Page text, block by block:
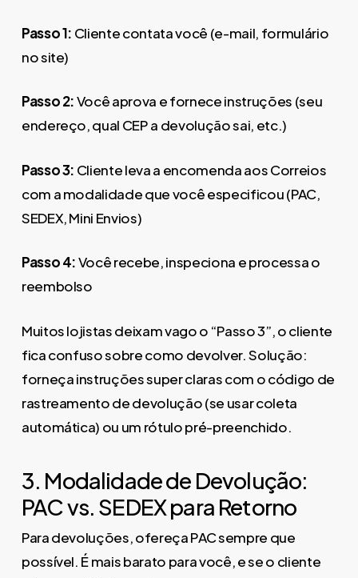
Passo 1: Cliente contata você (e-mail, formulário
no site)
Passo 2:Você aprova e fornece instruções (seu
endereço, qual CEP a devolução sai, etc.)
Passo 3: Cliente leva a encomenda aos Correios
com a modalidade que você especificou (PAC,
SEDEX, Mini Envios)
Passo 4:Você recebe, inspeciona e processa o
reembolso
Muitos lojistas deixam vago o “Passo 3”, o cliente
fica confuso sobre como devolver. Solução:
forneça instruções super claras com o código de
rastreamento de devolução (se usar coleta
automática) ou um rótulo pré-preenchido.
3. Modalidade de Devolução:
PAC vs. SEDEX para Retorno
Para devoluções, ofereça PAC sempre que
possível. É mais barato para você, e se o cliente